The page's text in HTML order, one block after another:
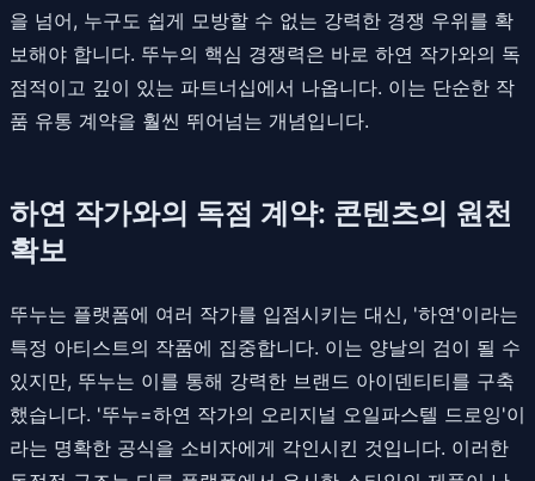
을 넘어, 누구도 쉽게 모방할 수 없는 강력한 경쟁 우위를 확
보해야 합니다. 뚜누의 핵심 경쟁력은 바로 하연 작가와의 독
점적이고 깊이 있는 파트너십에서 나옵니다. 이는 단순한 작
품 유통 계약을 훨씬 뛰어넘는 개념입니다.
하연 작가와의 독점 계약: 콘텐츠의 원천
확보
뚜누는 플랫폼에 여러 작가를 입점시키는 대신, '하연'이라는
특정 아티스트의 작품에 집중합니다. 이는 양날의 검이 될 수
있지만, 뚜누는 이를 통해 강력한 브랜드 아이덴티티를 구축
했습니다. '뚜누=하연 작가의 오리지널 오일파스텔 드로잉'이
라는 명확한 공식을 소비자에게 각인시킨 것입니다. 이러한